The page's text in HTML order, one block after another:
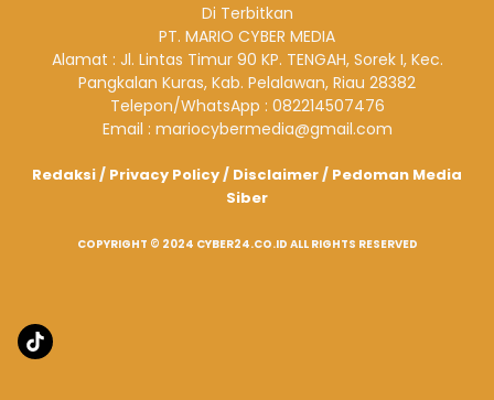
Di Terbitkan
PT. MARIO CYBER MEDIA
Alamat : Jl. Lintas Timur 90 KP. TENGAH, Sorek I, Kec.
Pangkalan Kuras, Kab. Pelalawan, Riau 28382
Telepon/WhatsApp : 082214507476
Email : mariocybermedia@gmail.com
Redaksi/ Privacy Policy/ Disclaimer/ Pedoman Media
Siber
COPYRIGHT © 2024 CYBER24.CO.ID ALL RIGHTS RESERVED